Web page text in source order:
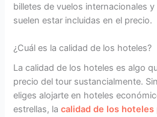
billetes de vuelos internacionales
suelen estar incluidas en el precio.
¿Cuál es la calidad de los hoteles?
La calidad de los hoteles es algo
precio del tour sustancialmente.
eliges alojarte en hoteles
estrellas, lacalidad de los hoteles